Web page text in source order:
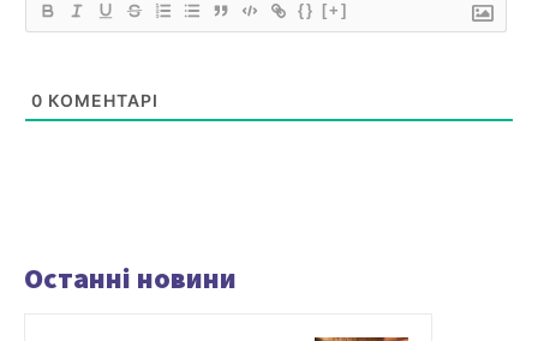
{} [+]
0 КОМЕНТАРІ
Останні новини